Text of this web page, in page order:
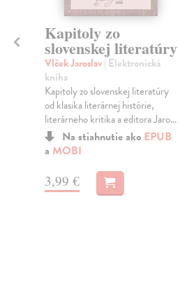
Kapitoly zo
slovenskej literatúry
Vlček Jaroslav| Elektronická
kniha
Kapitoly zo slovenskej literatúry
od klasika literárnej histórie,
literárneho kritika a editora Jaro...
Na stiahnutie ako EPUB
a MOBI
3,99 €